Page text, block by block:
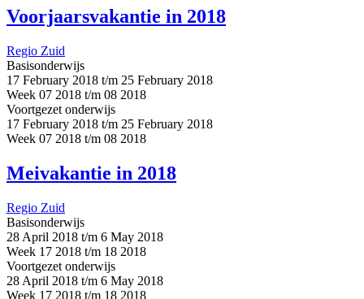
Voorjaarsvakantie in 2018
Regio Zuid
Basisonderwijs
17 February 2018 t/m 25 February 2018
Week 07 2018 t/m 08 2018
Voortgezet onderwijs
17 February 2018 t/m 25 February 2018
Week 07 2018 t/m 08 2018
Meivakantie in 2018
Regio Zuid
Basisonderwijs
28 April 2018 t/m 6 May 2018
Week 17 2018 t/m 18 2018
Voortgezet onderwijs
28 April 2018 t/m 6 May 2018
Week 17 2018 t/m 18 2018